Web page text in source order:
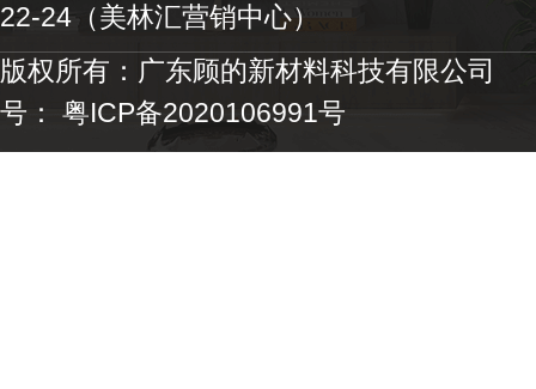
22-24（美林汇营销中心）
版权所有：广东顾的新材料科技有
号： 粤ICP备2020106991号